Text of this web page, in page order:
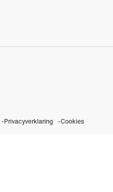
Privacyverklaring Cookies